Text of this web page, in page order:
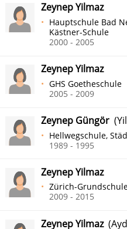
Zeynep Yilmaz
Hauptschule Bad
Kästner-Schule
2000 - 2005
Zeynep Yilmaz
GHS Goetheschule
2005 - 2009
Zeynep Güngör
Hellwegschule,
1989 - 1995
Zeynep Yilmaz
Zürich-
2009 - 2015
Zeynep Yilmaz